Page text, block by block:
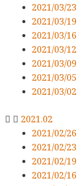
2021/03/23
2021/03/19
2021/03/16
2021/03/12
2021/03/09
2021/03/05
2021/03/02
2021.02
2021/02/26
2021/02/23
2021/02/19
2021/02/16